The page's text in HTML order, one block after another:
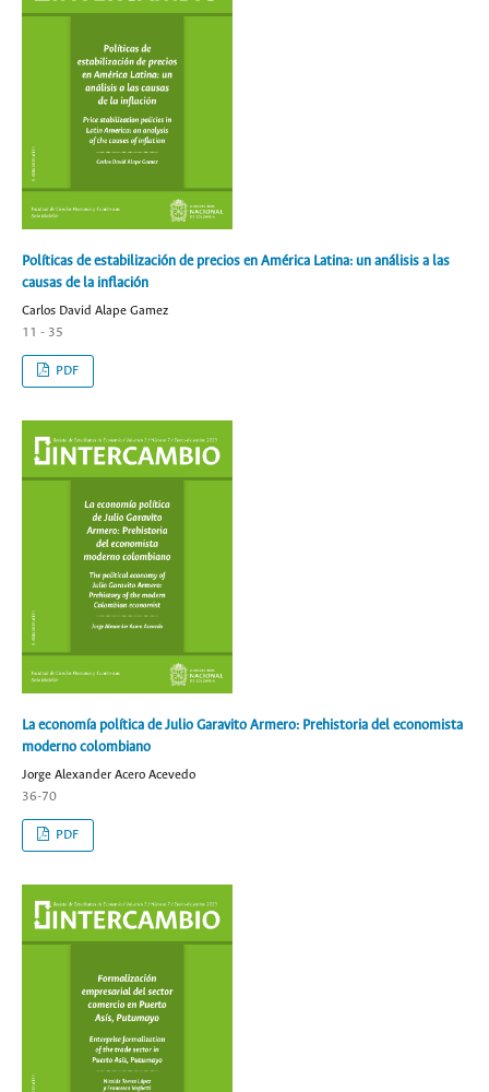
Políticas de estabilización de precios en América Latina: un análisis a las
causas de la inflación
Carlos David Alape Gamez
11 - 35
PDF
La economía política de Julio Garavito Armero: Prehistoria del economista
moderno colombiano
Jorge Alexander Acero Acevedo
36-70
PDF